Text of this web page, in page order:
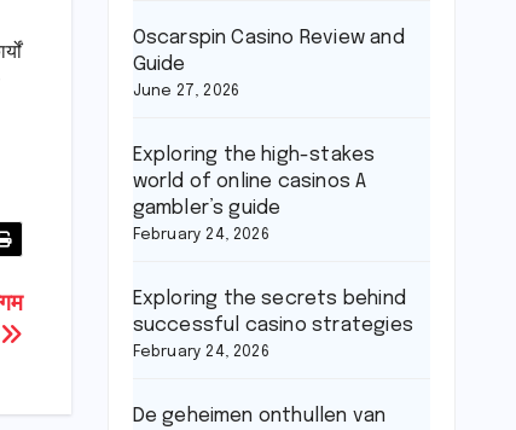
Oscarspin Casino Review and
Guide
June 27, 2026
Exploring the high-stakes
world of online casinos A
gambler’s guide
February 24, 2026
Exploring the secrets behind
successful casino strategies
February 24, 2026
De geheimen onthullen van